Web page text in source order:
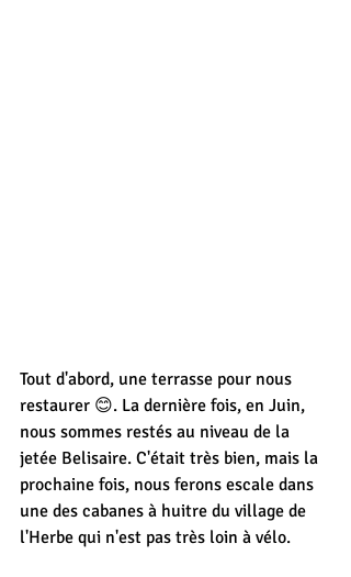
Tout d'abord, une terrasse pour nous
restaurer 😊. La dernière fois, en Juin,
nous sommes restés au niveau de la
jetée Belisaire. C'était très bien, mais la
prochaine fois, nous ferons escale dans
une des cabanes à huitre du village de
l'Herbe qui n'est pas très loin à vélo.